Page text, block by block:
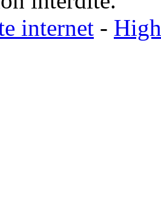
internet -